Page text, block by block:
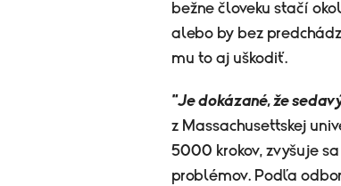
bežne človeku stačí
alebo by bez
mu to aj uškodiť.
"Je dokázané, že
z Massachusettskej
5000 krokov, zvyšuje
problémov. Podľa